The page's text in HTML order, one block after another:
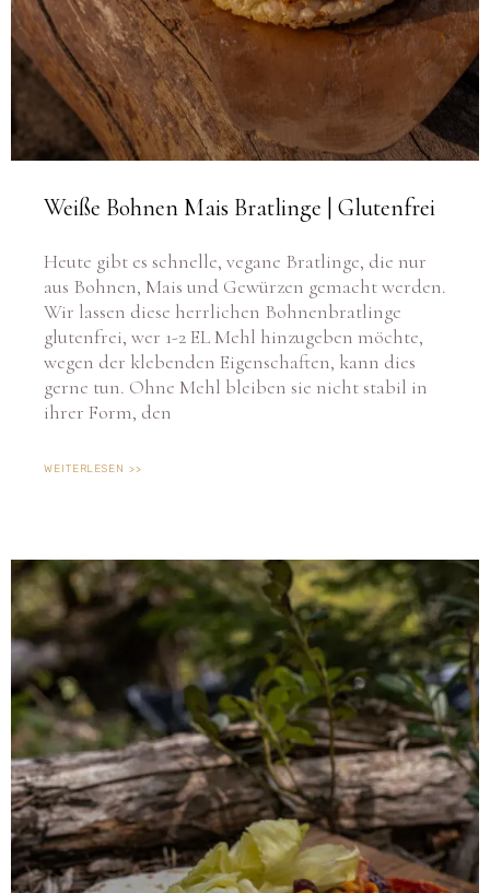
Weiße Bohnen Mais Bratlinge | Glutenfrei
Heute gibt es schnelle, vegane Bratlinge, die nur
aus Bohnen, Mais und Gewürzen gemacht werden.
Wir lassen diese herrlichen Bohnenbratlinge
glutenfrei, wer 1-2 EL Mehl hinzugeben möchte,
wegen der klebenden Eigenschaften, kann dies
gerne tun. Ohne Mehl bleiben sie nicht stabil in
ihrer Form, den
WEITERLESEN >>